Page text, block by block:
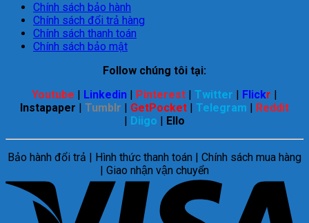
Chính sách bảo hành
Chính sách đổi trả hàng
Chính sách thanh toán
Chính sách bảo mật
Follow chúng tôi tại:
Youtube
Linkedin Pinterest Twitter Flickr
Instapaper
Tumblr GetPocket Telegram
Reddit
Diigo Ello
Bảo hành đổi trả | Hình thức thanh toán | Chính sách mua hàng
| Giao nhận vận chuyển